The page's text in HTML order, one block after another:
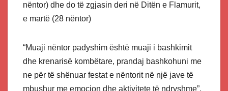
nëntor) dhe do të zgjasin deri në Ditën e Flamurit,
e martë (28 nëntor)
“Muaji nëntor padyshim është muaji i bashkimit
dhe krenarisë kombëtare, prandaj bashkohuni me
ne për të shënuar festat e nëntorit në një jave të
mbushur me emocion dhe aktivitete të ndryshme”,